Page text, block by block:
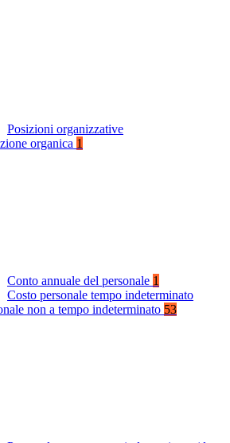
Posizioni organizzative
organica 1
Conto annuale del personale 1
Costo personale tempo indeterminato
non a tempo indeterminato 53